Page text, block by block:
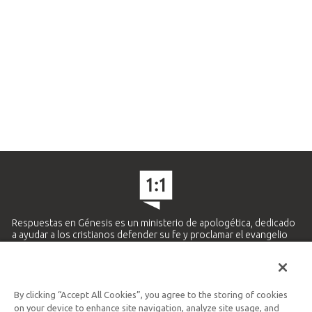
Respuestas en Génesis es un ministerio de apologética, dedicado
a ayudar a los cristianos defender su fe y proclamar el evangelio
Ministerio Hispano y Latinoamericano
By clicking “Accept All Cookies”, you agree to the storing of cookies
on your device to enhance site navigation, analyze site usage, and